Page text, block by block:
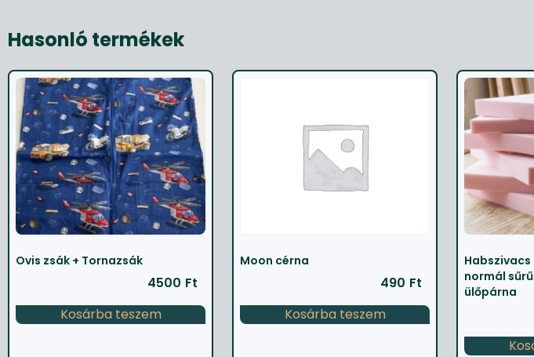
Hasonló termékek
Ovis zsák + Tornazsák
4500 Ft
Kosárba teszem
Moon cérna
490 Ft
Kosárba teszem
normál
ülőpárna